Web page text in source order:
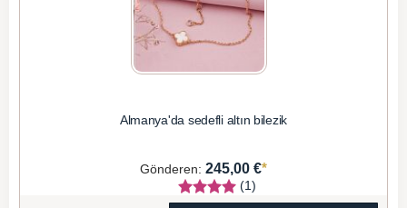
Almanya'da sedefli altın bilezik
Gönderen: 245,00 €*
(1)